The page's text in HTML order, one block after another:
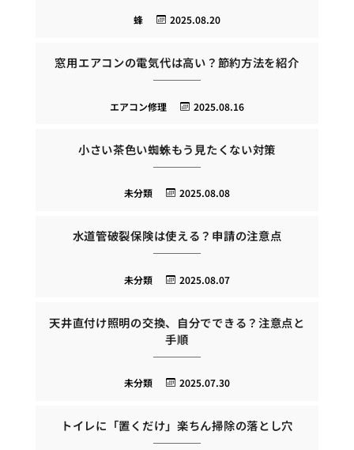
2025.08.20
蜂
窓用エアコンの電気代は高い？節約方法を紹介
2025.08.16
エアコン修理
小さい茶色い蜘蛛もう見たくない対策
2025.08.08
未分類
水道管破裂保険は使える？申請の注意点
2025.08.07
未分類
天井直付け照明の交換、自分でできる？注意点と
手順
2025.07.30
未分類
トイレに「置くだけ」楽ちん掃除の落とし穴